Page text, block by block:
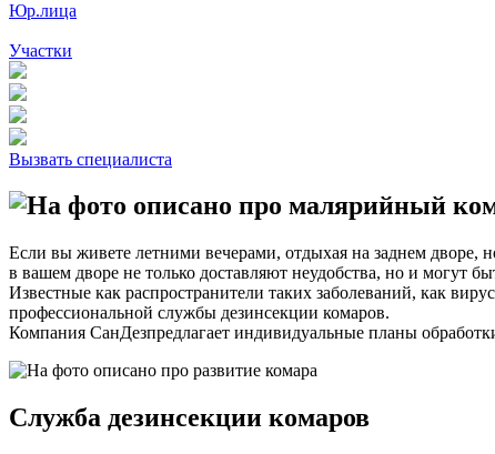
Юр.лица
Участки
Вызвать специалиста
Если вы живете летними вечерами, отдыхая на заднем дворе,
в вашем дворе не только доставляют неудобства, но и могут
Известные как распространители таких заболеваний, как
профессиональной службы дезинсекции комаров.
Компания СанДезпредлагает индивидуальные планы
Служба дезинсекции комаров